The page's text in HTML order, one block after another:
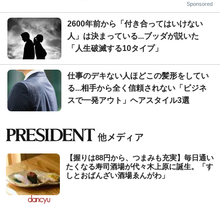
Sponsored
2600年前から「付き合ってはいけない
人」は決まっている...ブッダが説いた
「人生破滅する10タイプ」
仕事のデキない人ほどこの髪形をしてい
る...相手から全く信頼されない「ビジネ
スで一発アウト」ヘアスタイル3選
【握りは88円から、つまみも充実】毎日通い
たくなる寿司酒場が代々木上原に誕生。「す
しとおばんざい酒場ゑんがわ」